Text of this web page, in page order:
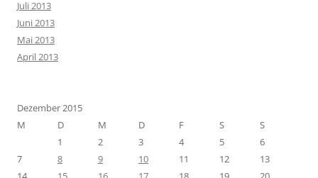
Juli 2013
Juni 2013
Mai 2013
April 2013
Dezember 2015
M
D M D F S
S
1
2 3 4 5
6
7
8 9 10 11 12
13